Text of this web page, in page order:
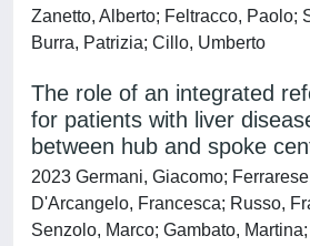
Zanetto, Alberto; Feltracco, Paolo;
Burra, Patrizia; Cillo, Umberto
The role of an integrated
for patients with liver
between hub and spoke
2023 Germani, Giacomo;
D'Arcangelo, Francesca; Russo,
Senzolo, Marco; Gambato,